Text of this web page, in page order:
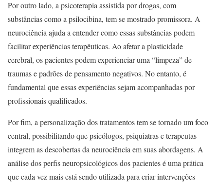
Por outro lado, a psicoterapia assistida por drogas, com
substâncias como a psilocibina, tem se mostrado promissora. A
neurociência ajuda a entender como essas substâncias podem
facilitar experiências terapêuticas. Ao afetar a plasticidade
cerebral, os pacientes podem experienciar uma “limpeza” de
traumas e padrões de pensamento negativos. No entanto, é
fundamental que essas experiências sejam acompanhadas por
profissionais qualificados.
Por fim, a personalização dos tratamentos tem se tornado um foco
central, possibilitando que psicólogos, psiquiatras e terapeutas
integrem as descobertas da neurociência em suas abordagens. A
análise dos perfis neuropsicológicos dos pacientes é uma prática
que cada vez mais está sendo utilizada para criar intervenções